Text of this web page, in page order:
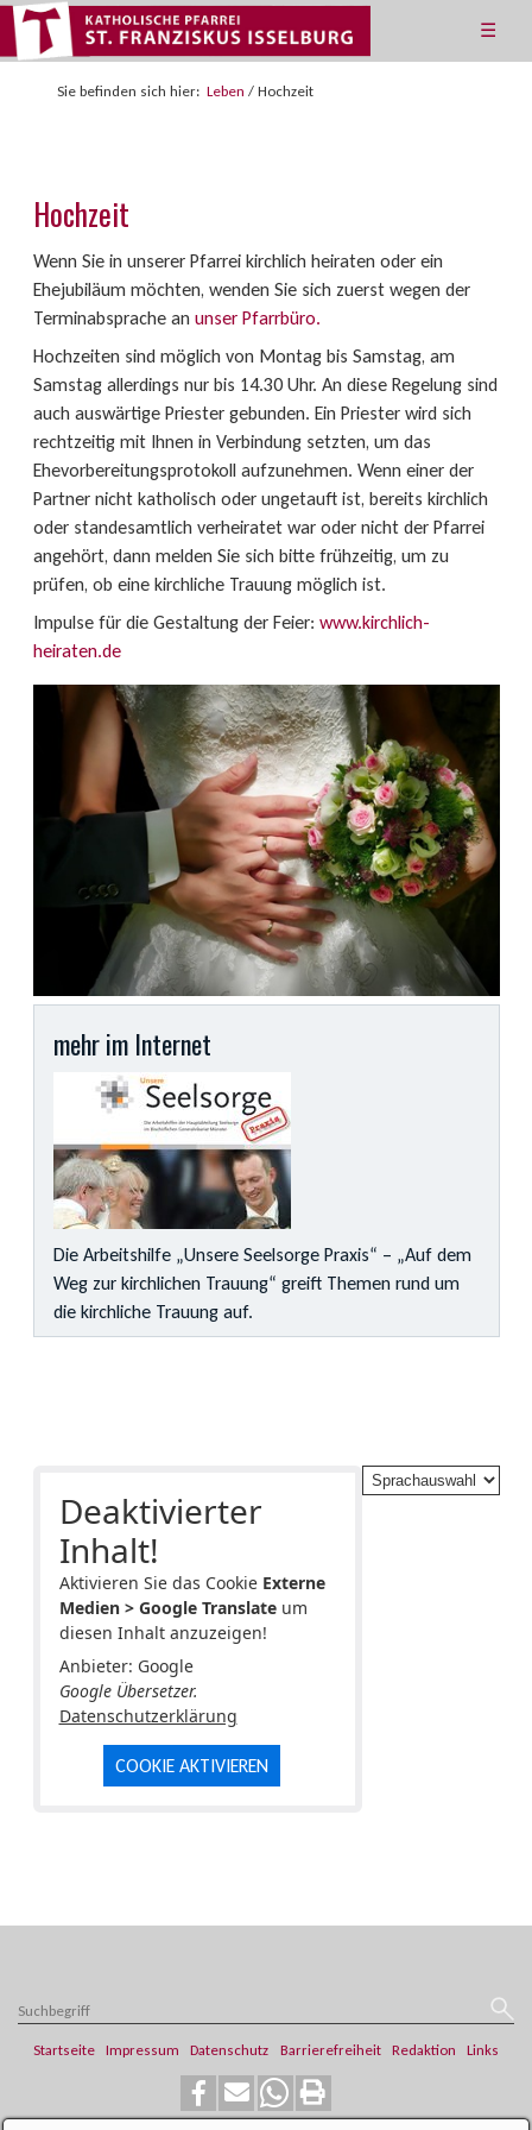
☰
Sie befinden sich hier: Leben / Hochzeit
Hochzeit
Wenn Sie in unserer Pfarrei kirchlich heiraten oder ein
Ehejubiläum möchten, wenden Sie sich zuerst wegen der
Terminabsprache an unser Pfarrbüro.
Hochzeiten sind möglich von Montag bis Samstag, am
Samstag allerdings nur bis 14.30 Uhr. An diese Regelung sind
auch auswärtige Priester gebunden. Ein Priester wird sich
rechtzeitig mit Ihnen in Verbindung setzten, um das
Ehevorbereitungsprotokoll aufzunehmen. Wenn einer der
Partner nicht katholisch oder ungetauft ist, bereits kirchlich
oder standesamtlich verheiratet war oder nicht der Pfarrei
angehört, dann melden Sie sich bitte frühzeitig, um zu
prüfen, ob eine kirchliche Trauung möglich ist.
Impulse für die Gestaltung der Feier: www.kirchlich-
heiraten.de
mehr im Internet
Die Arbeitshilfe „Unsere Seelsorge Praxis“ – „Auf dem
Weg zur kirchlichen Trauung“ greift Themen rund um
die kirchliche Trauung auf.
Deaktivierter
Inhalt!
Aktivieren Sie das Cookie Externe
Medien > Google Translateum
diesen Inhalt anzuzeigen!
Anbieter: Google
Google Übersetzer.
Datenschutzerklärung
COOKIE AKTIVIEREN
Startseite Impressum Datenschutz Barrierefreiheit Redaktion Links